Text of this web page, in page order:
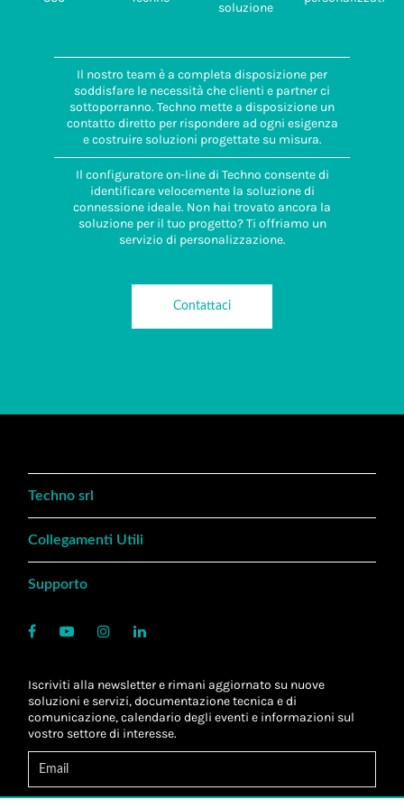
soluzione
Il nostro team è a completa disposizione per
soddisfare le necessità che clienti e partner ci
sottoporranno. Techno mette a disposizione un
contatto diretto per rispondere ad ogni esigenza
e costruire soluzioni progettate su misura.
Il configuratore on-line di Techno consente di
identificare velocemente la soluzione di
connessione ideale. Non hai trovato ancora la
soluzione per il tuo progetto? Ti offriamo un
servizio di personalizzazione.
Contattaci
Techno srl
Collegamenti Utili
Supporto
Iscriviti alla newsletter e rimani aggiornato su nuove
soluzioni e servizi, documentazione tecnica e di
comunicazione, calendario degli eventi e informazioni sul
vostro settore di interesse.